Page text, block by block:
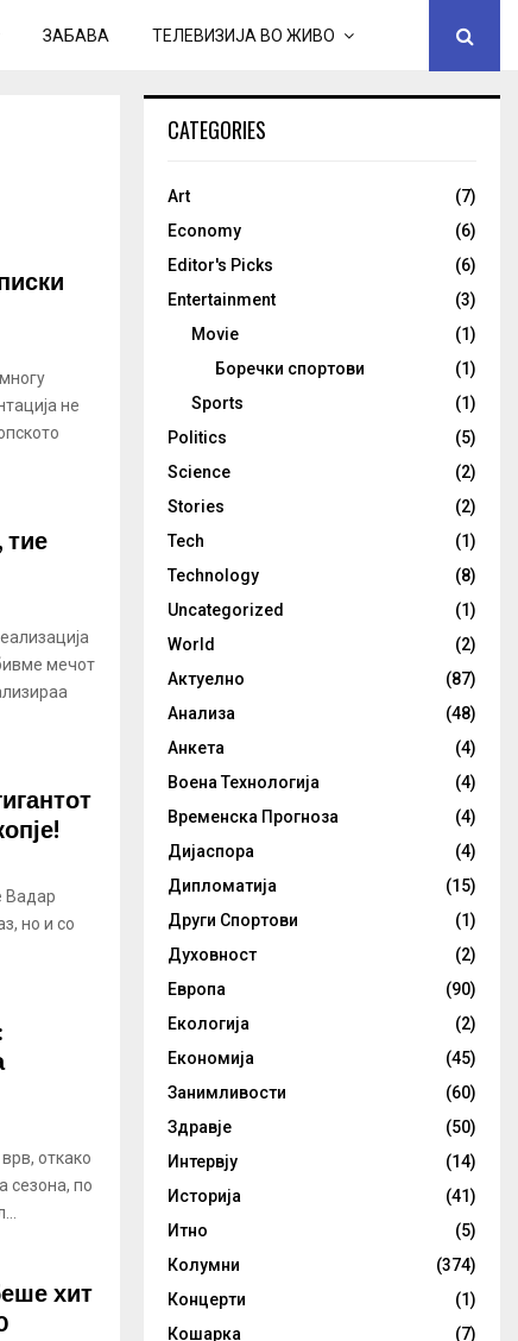
ЗАБАВА ТЕЛЕВИЗИЈА ВО ЖИВО
не
мечот
Вадар
но и со
откако
сезона, по
хит
CATEGORIES
Art
(7)
Economy
(6)
Editor's Picks
(6)
Entertainment
(3)
Movie
(1)
Боречки спортови
(1)
Sports
(1)
Politics
(5)
Science
(2)
Stories
(2)
Tech
(1)
Technology
(8)
Uncategorized
(1)
World
(2)
Актуелно
(87)
Анализа
(48)
Анкета
(4)
Воена Технологија
(4)
Временска Прогноза
(4)
Дијаспора
(4)
Дипломатија
(15)
Други Спортови
(1)
Духовност
(2)
Европа
(90)
Екологија
(2)
Економија
(45)
Занимливости
(60)
Здравје
(50)
Интервју
(14)
Историја
(41)
Итно
(5)
Колумни
(374)
Концерти
(1)
Кошарка
(7)